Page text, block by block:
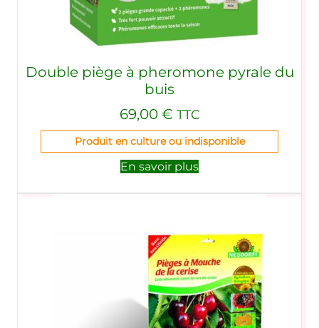
Double piège à pheromone pyrale du
buis
69,00 € TTC
Produit en culture ou indisponible
En savoir plus